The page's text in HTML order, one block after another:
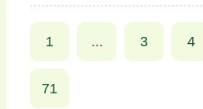
1 ... 3 4
71